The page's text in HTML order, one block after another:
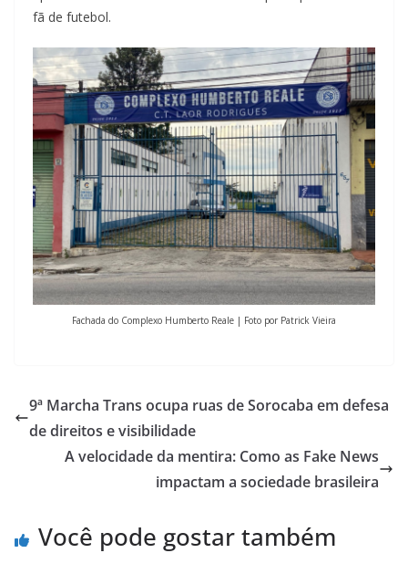
fã de futebol.
Fachada do Complexo Humberto Reale | Foto por Patrick Vieira
9ª Marcha Trans ocupa ruas de Sorocaba em defesa
de direitos e visibilidade
A velocidade da mentira: Como as Fake News
impactam a sociedade brasileira
Você pode gostar também